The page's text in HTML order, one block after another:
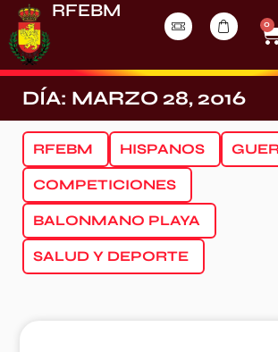
RFEBM
0
DÍA: MARZO 28, 2016
RFEBM HISPANOS
COMPETICIONES
BALONMANO PLAYA
SALUD Y DEPORTE